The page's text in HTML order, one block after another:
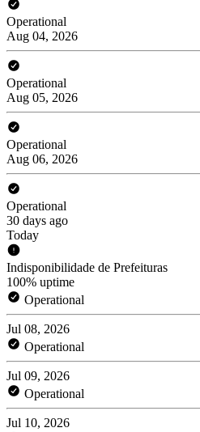
Operational
Aug 04, 2026
Operational
Aug 05, 2026
Operational
Aug 06, 2026
Operational
30 days ago
Today
Indisponibilidade de Prefeituras
100% uptime
Operational
Jul 08, 2026
Operational
Jul 09, 2026
Operational
Jul 10, 2026